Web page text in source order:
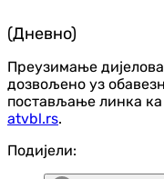
(Дневно)
Преузимање дијелова
дозвољено уз
постављање линка
atvbl.rs.
Подијели: